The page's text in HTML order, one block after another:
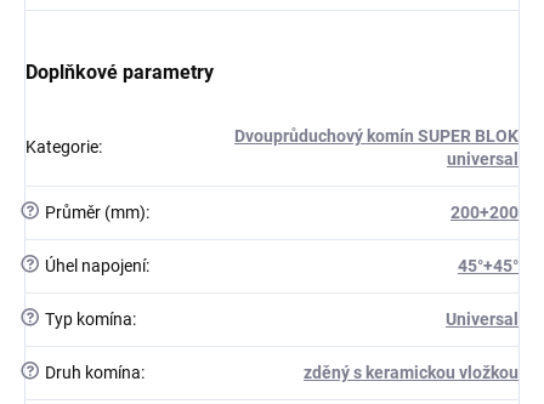
Doplňkové parametry
Kategorie:
Dvouprůduchový komín SUPER BLOK
universal
? Průměr (mm): 200+200
? Úhel napojení: 45°+45°
? Typ komína: Universal
? Druh komína: zděný s keramickou vložkou